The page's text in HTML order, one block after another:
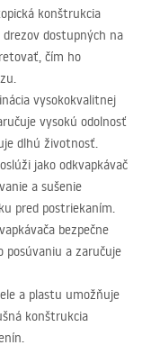
konštrukcia
drezov dostupných na
čím ho
vysokokvalitnej
vysokú odolnosť
dlhú životnosť.
jako odkvapkávač
a sušenie
pred postriekaním.
bezpečne
posúvaniu a zaručuje
a plastu umožňuje
konštrukcia